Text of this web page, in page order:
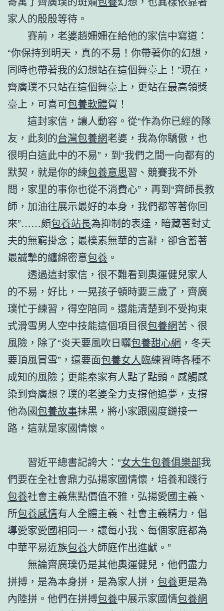
家人的殷殷等待。
賽前，老婆趙姍姍在給他的家信中寫道：
“你保持到明天，真的不易！你帶著你的幻想，
同時也帶著我的幻想站在這個舞臺上！”現在，
齊廣璞不只站在這個舞臺上，更站在最高領獎
臺上，可喜可包養軟體賀！
這封家信，讓人動容。從“作為你已經的隊
友，此刻的台灣包養網老婆，我為你驕傲，也
很明白這此中的不易”，到“我們之間一向都有的
默契，就是你的練包養意思習、競賽我不外
問，家里的事你也從不消費心”，再到“齊師長教
師，加油往展示最好的本身，我們都等著你回
來”……頗包養站長為抑制的表達，暗藏著對丈
夫的無窮掛念；最樸素無華的言辭，卻含蓄著
最誠摯的纏綿密意包養 。
透過這封家信，很不難看到奧運健兒家人
的不易，好比，一晃孩子頓時要三歲了，齊廣
璞忙于練習，得空陪同。還能清楚到不受拘束
式滑雪男人空中技能這個項目很包養網苦、很
風險，除了“炎天要風吹日曬包養甜心網 ，冬天
要頂風冒雪”，還要面包養女人臨練習時各種不
成知的風險；更能秦家有人點了點頭。感觸感
染到齊廣想？璞的老婆全力支撐他追夢，支撐
他為國包養故事抹黑，將小家跟國度鏈接一
路，這就是家國情懷。
習近平總書記誇大：“女大生包養俱樂部我
們要在全社會鼎力弘揚家國情懷，培養和踐行
包養社會主義焦點價值不雅，弘揚愛國主義、
所包養感情有人全體主義、社會主義精力，倡
導愛家愛國相同一，讓每小我、每個家庭都為
中華平易近族包養大師庭作出進獻。”
無論齊廣璞仍是其他奧運健兒，他們盡力
拼搏，是為本身拼，是為家人拼， 包養更是為
內陸拼。他們在拼搏包養中展示家國情包養網